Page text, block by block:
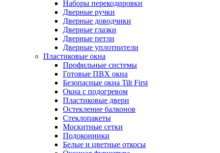
Наборы перекодировки
Дверные ручки
Дверные доводчики
Дверные глазки
Дверные петли
Дверные уплотнители
Пластиковые окна
Профильные системы
Готовые ПВХ окна
Безопасные окна Tilt First
Окна с подогревом
Пластиковые двери
Остекление балконов
Стеклопакеты
Москитные сетки
Подоконники
Белые и цветные откосы